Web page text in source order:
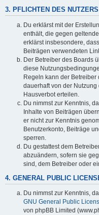
3. PFLICHTEN DES NUTZERS
Du erklärst mit der
enthält, die gegen
erklärst insbesondere,
Beiträgen verwendeten
Der Betreiber des Boards
diese
Regeln kann der
dauerhaft von der
Hausverbot erteilen.
Du nimmst zur Kenntnis,
Inhalte von Beiträgen
er nicht zur Kenntnis
Benutzerkonto, Beiträge
sperren.
Du gestattest dem
abzuändern, sofern sie
sind, dem Betreiber oder
4. GENERAL PUBLIC
Du nimmst zur Kenntnis,
GNU General Public
von phpBB Limited